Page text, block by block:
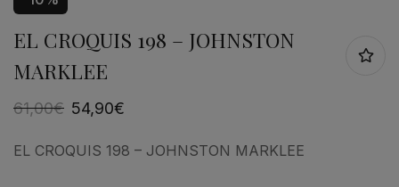
EL CROQUIS 198 – JOHNSTON
MARKLEE
61,00€ 54,90€
EL CROQUIS 198 – JOHNSTON MARKLEE